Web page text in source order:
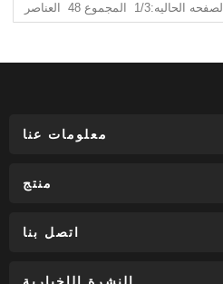
الصفحه الحاليه:1/3 المجموع 48 العناصر
معلومات عنا
منتج
اتصل بنا